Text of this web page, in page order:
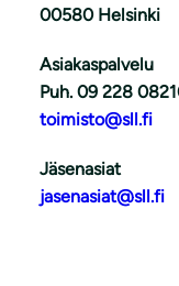
00580 Helsinki
Asiakaspalvelu
Puh. 09 228
toimisto@sll.fi
Jäsenasiat
jasenasiat@sll.fi